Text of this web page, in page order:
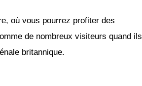
où vous pourrez profiter des
de nombreux visiteurs quand ils
britannique.